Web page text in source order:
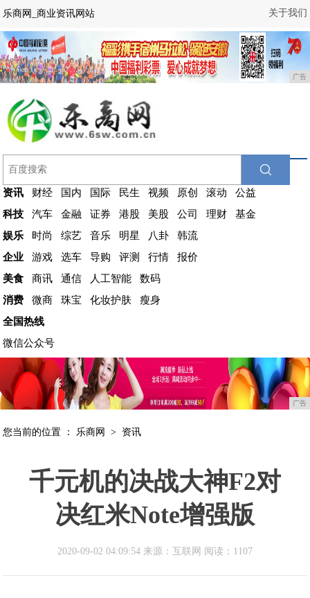
关于我们
乐商网_商业资讯网站
广告
资讯 财经 国内 国际 民生 视频 原创 滚动
公益
科技
汽车 金融 证券 港股 美股 公司 理财
基金
娱乐
时尚 综艺 音乐 明星 八卦
韩流
企业
游戏 选车 导购 评测 行情
报价
美食
商讯 通信 人工智能
数码
消费
微商 珠宝 化妆护肤
瘦身
全国热线
微信公众号
广告
您当前的位置 ： 乐商网 > 资讯
千元机的决战大神F2对
决红米Note增强版
2020-09-02 04:09:54 来源：互联网 阅读：1107